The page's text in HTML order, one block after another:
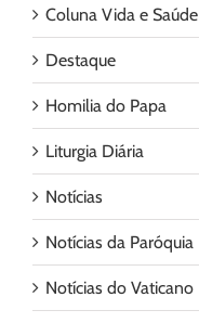
Coluna Vida e Saúde
Destaque
Homilia do Papa
Liturgia Diária
Notícias
Notícias da Paróquia
Notícias do Vaticano